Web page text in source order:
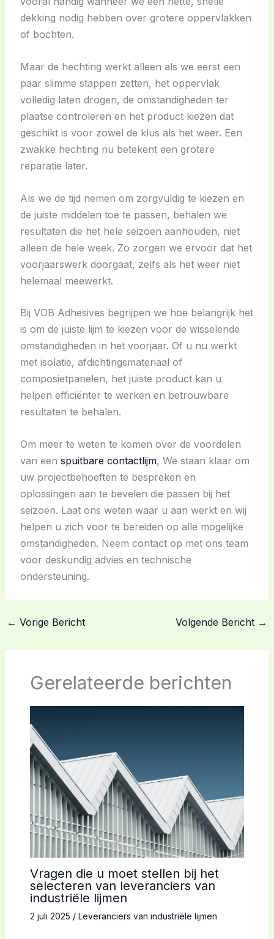
dekking nodig hebben over grotere oppervlakken
of bochten.
Maar de hechting werkt alleen als we eerst een
paar slimme stappen zetten, het oppervlak
volledig laten drogen, de omstandigheden ter
plaatse controleren en het product kiezen dat
geschikt is voor zowel de klus als het weer. Een
zwakke hechting nu betekent een grotere
reparatie later.
Als we de tijd nemen om zorgvuldig te kiezen en
de juiste middelen toe te passen, behalen we
resultaten die het hele seizoen aanhouden, niet
alleen de hele week. Zo zorgen we ervoor dat het
voorjaarswerk doorgaat, zelfs als het weer niet
helemaal meewerkt.
Bij VDB Adhesives begrijpen we hoe belangrijk het
is om de juiste lijm te kiezen voor de wisselende
omstandigheden in het voorjaar. Of u nu werkt
met isolatie, afdichtingsmateriaal of
composietpanelen, het juiste product kan u
helpen efficiënter te werken en betrouwbare
resultaten te behalen.
Om meer te weten te komen over de voordelen
van een spuitbare contactlijm, We staan klaar om
uw projectbehoeften te bespreken en
oplossingen aan te bevelen die passen bij het
seizoen. Laat ons weten waar u aan werkt en wij
helpen u zich voor te bereiden op alle mogelijke
omstandigheden. Neem contact op met ons team
voor deskundig advies en technische
ondersteuning.
← Vorige Bericht Volgende Bericht →
Gerelateerde berichten
Vragen die u moet stellen bij het
selecteren van leveranciers van
industriële lijmen
2 juli 2025 / Leveranciers van industriële lijmen